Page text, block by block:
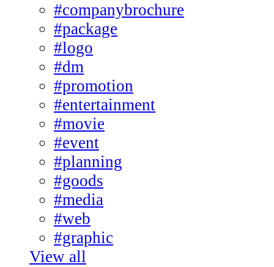
#companybrochure
#package
#logo
#dm
#promotion
#entertainment
#movie
#event
#planning
#goods
#media
#web
#graphic
View all